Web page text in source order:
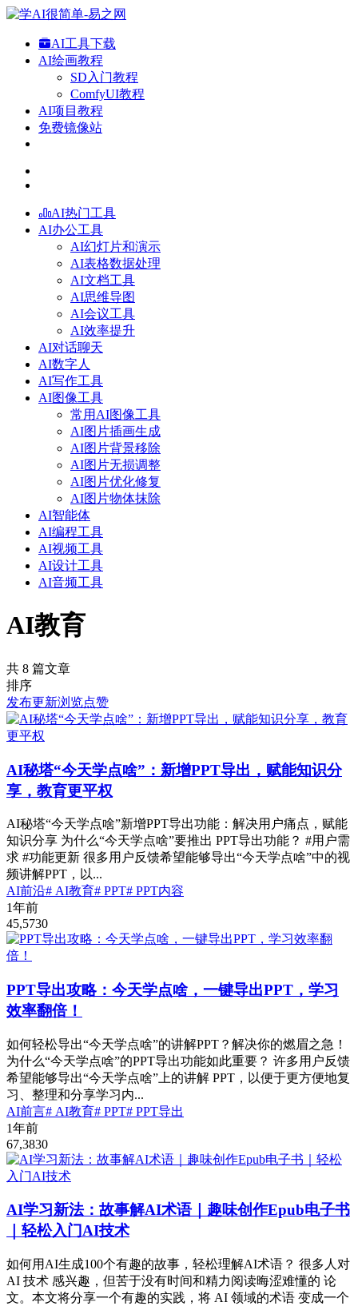
AI工具下载
AI绘画教程
SD入门教程
ComfyUI教程
AI项目教程
免费镜像站
AI热门工具
AI办公工具
AI幻灯片和演示
AI表格数据处理
AI文档工具
AI思维导图
AI会议工具
AI效率提升
AI对话聊天
AI数字人
AI写作工具
AI图像工具
常用AI图像工具
AI图片插画生成
AI图片背景移除
AI图片无损调整
AI图片优化修复
AI图片物体抹除
AI智能体
AI编程工具
AI视频工具
AI设计工具
AI音频工具
AI教育
共 8 篇文章
排序
发布更新浏览点赞
AI秘塔“今天学点啥”：新增PPT导出，赋能知识分
享，教育更平权
AI秘塔“今天学点啥”新增PPT导出功能：解决用户痛点，赋能
知识分享 为什么“今天学点啥”要推出 PPT导出功能？ #用户需
求 #功能更新 很多用户反馈希望能够导出“今天学点啥”中的视
频讲解PPT，以...
AI前沿# AI教育# PPT# PPT内容
1年前
45,5730
PPT导出攻略：今天学点啥，一键导出PPT，学习
效率翻倍！
如何轻松导出“今天学点啥”的讲解PPT？解决你的燃眉之急！
为什么“今天学点啥”的PPT导出功能如此重要？ 许多用户反馈
希望能够导出“今天学点啥”上的讲解 PPT，以便于更方便地复
习、整理和分享学习内...
AI前言# AI教育# PPT# PPT导出
1年前
67,3830
AI学习新法：故事解AI术语｜趣味创作Epub电子书
｜轻松入门AI技术
如何用AI生成100个有趣的故事，轻松理解AI术语？ 很多人对
AI 技术 感兴趣，但苦于没有时间和精力阅读晦涩难懂的 论
文。本文将分享一个有趣的实践，将 AI 领域的术语 变成一个